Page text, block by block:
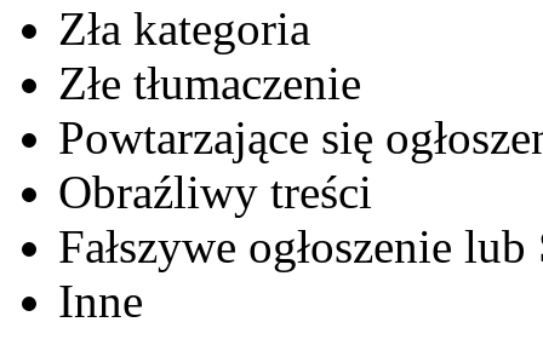
Zła kategoria
Złe tłumaczenie
Powtarzające się
Obraźliwy treści
Fałszywe ogłoszenie lub
Inne